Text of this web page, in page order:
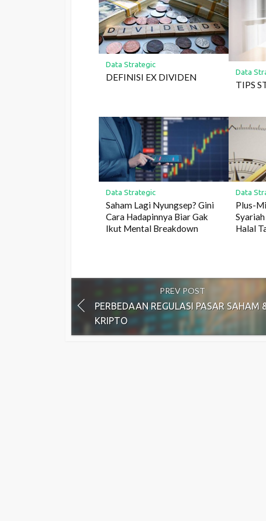
Data Strategic
DEFINISI EX DIVIDEN
Data
TIPS
Data Strategic
Saham Lagi Nyungsep? Gini
Cara Hadapinnya Biar Gak
Ikut Mental Breakdown
Data
Plus-
Halal
PREV POST
PERBEDAAN REGULASI PASAR SAHAM
KRIPTO